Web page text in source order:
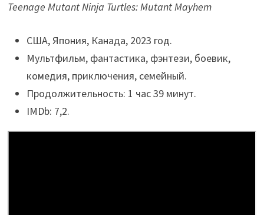
Teenage Mutant Ninja Turtles: Mutant Mayhem
США, Япония, Канада, 2023 год.
Мультфильм, фантастика, фэнтези, боевик,
комедия, приключения, семейный.
Продолжительность: 1 час 39 минут.
IMDb: 7,2.